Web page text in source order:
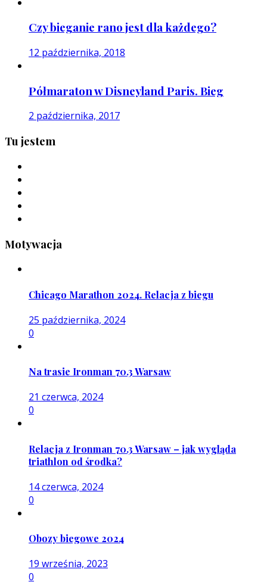
Czy bieganie rano jest dla każdego?
12 października, 2018
Półmaraton w Disneyland Paris. Bieg
2 października, 2017
Tu jestem
Motywacja
Chicago Marathon 2024. Relacja z biegu
25 października, 2024
0
Na trasie Ironman 70.3 Warsaw
21 czerwca, 2024
0
Relacja z Ironman 70.3 Warsaw – jak wygląda
triathlon od środka?
14 czerwca, 2024
0
Obozy biegowe 2024
19 września, 2023
0